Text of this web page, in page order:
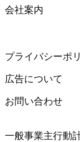
会社案内
プライバシーポ
広告について
お問い合わせ
一般事業主行動